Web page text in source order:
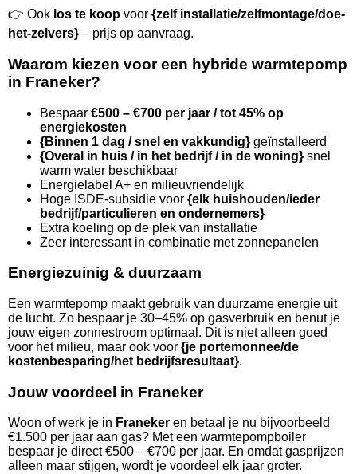
👉 Ook los te koop voor {zelf installatie/zelfmontage/doe-
het-zelvers} – prijs op aanvraag.
Waarom kiezen voor een hybride warmtepomp
in Franeker?
Bespaar €500 – €700 per jaar / tot 45% op
energiekosten
{Binnen 1 dag / snel en vakkundig} geïnstalleerd
{Overal in huis / in het bedrijf / in de woning} snel
warm water beschikbaar
Energielabel A+ en milieuvriendelijk
Hoge ISDE-subsidie voor {elk huishouden/ieder
bedrijf/particulieren en ondernemers}
Extra koeling op de plek van installatie
Zeer interessant in combinatie met zonnepanelen
Energiezuinig & duurzaam
Een warmtepomp maakt gebruik van duurzame energie uit
de lucht. Zo bespaar je 30–45% op gasverbruik en benut je
jouw eigen zonnestroom optimaal. Dit is niet alleen goed
voor het milieu, maar ook voor {je portemonnee/de
kostenbesparing/het bedrijfsresultaat}.
Jouw voordeel in Franeker
Woon of werk je in Franeker en betaal je nu bijvoorbeeld
€1.500 per jaar aan gas? Met een warmtepompboiler
bespaar je direct €500 – €700 per jaar. En omdat gasprijzen
alleen maar stijgen, wordt je voordeel elk jaar groter.